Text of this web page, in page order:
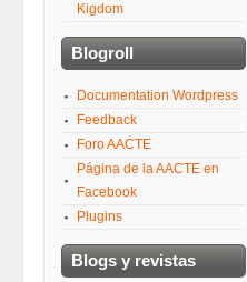
Kigdom
Blogroll
Documentation Wordpress
Feedback
Foro AACTE
Página de la AACTE en
Facebook
Plugins
Blogs y revistas